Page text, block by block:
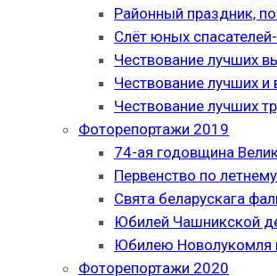
Районный праздник,
Слёт юных
Чествование лучших
Чествование лучших
Чествование лучших
Фоторепортажи 2019
74-ая годовщина
Первенство по
Свята беларускага
Юбилей Чашникской
Юбилею Новолукомля
Фоторепортажи 2020